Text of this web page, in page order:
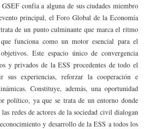
confía a alguna de sus ciudades miembro
principal, el Foro Global de la Economía
de un punto culminante que marca el ritmo
funciona como un motor esencial para el
Este espacio único de convergencia
y privados de la ESS procedentes de todo el
sus experiencias, reforzar la cooperación e
Constituye, además, una oportunidad
político, ya que se trata de un entorno donde
redes de actores de la sociedad civil dialogan
y desarrollo de la ESS a todos los